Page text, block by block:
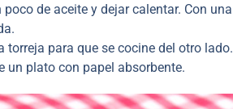
de aceite y dejar calentar. Con
torreja para que se cocine del otro lado.
un plato con papel absorbente.